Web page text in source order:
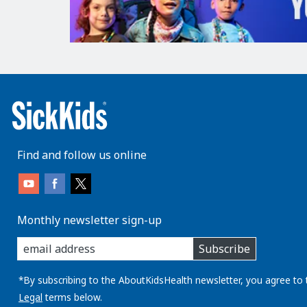
Find and follow us online
Monthly newsletter sign-up
enter
you
email
address:
Subscribe
*By subscribing to the AboutKidsHealth newsletter, you agree to
Legal terms below.